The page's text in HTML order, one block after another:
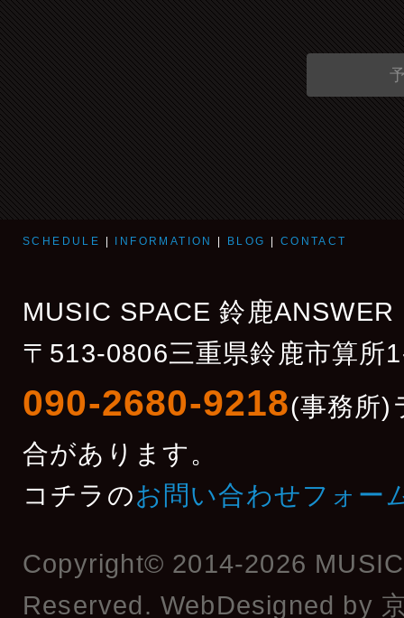
SCHEDULE INFORMATION BLOG CONTACT
MUSIC SPACE 鈴鹿ANSWER
〒513-0806三重県鈴鹿市算所
090-2680-9218(事務所)
合があります。
コチラのお問い合わせフォー
Copyright© 2014-2026
Reserved. WebDesigned by